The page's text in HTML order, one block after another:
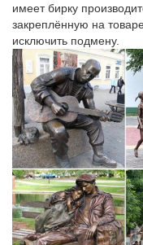
Статуэтка Pavone
2018.Летние садовые
будильником).
Статуэтки собак –
PSYCHEDELYC ДЕТИ
Статуэтки.
32*13,5*23 см…Большой
от производителя.
Статуэтки собак – в
Купить Статуэтки
по выгодным ценам и с
Статуэтка «Собака-
имеет бирку
закреплённую на
исключить подмену.